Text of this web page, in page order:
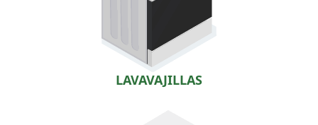
LAVAVAJILLAS